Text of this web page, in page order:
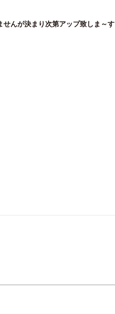
んが決まり次第アップ致しま～す